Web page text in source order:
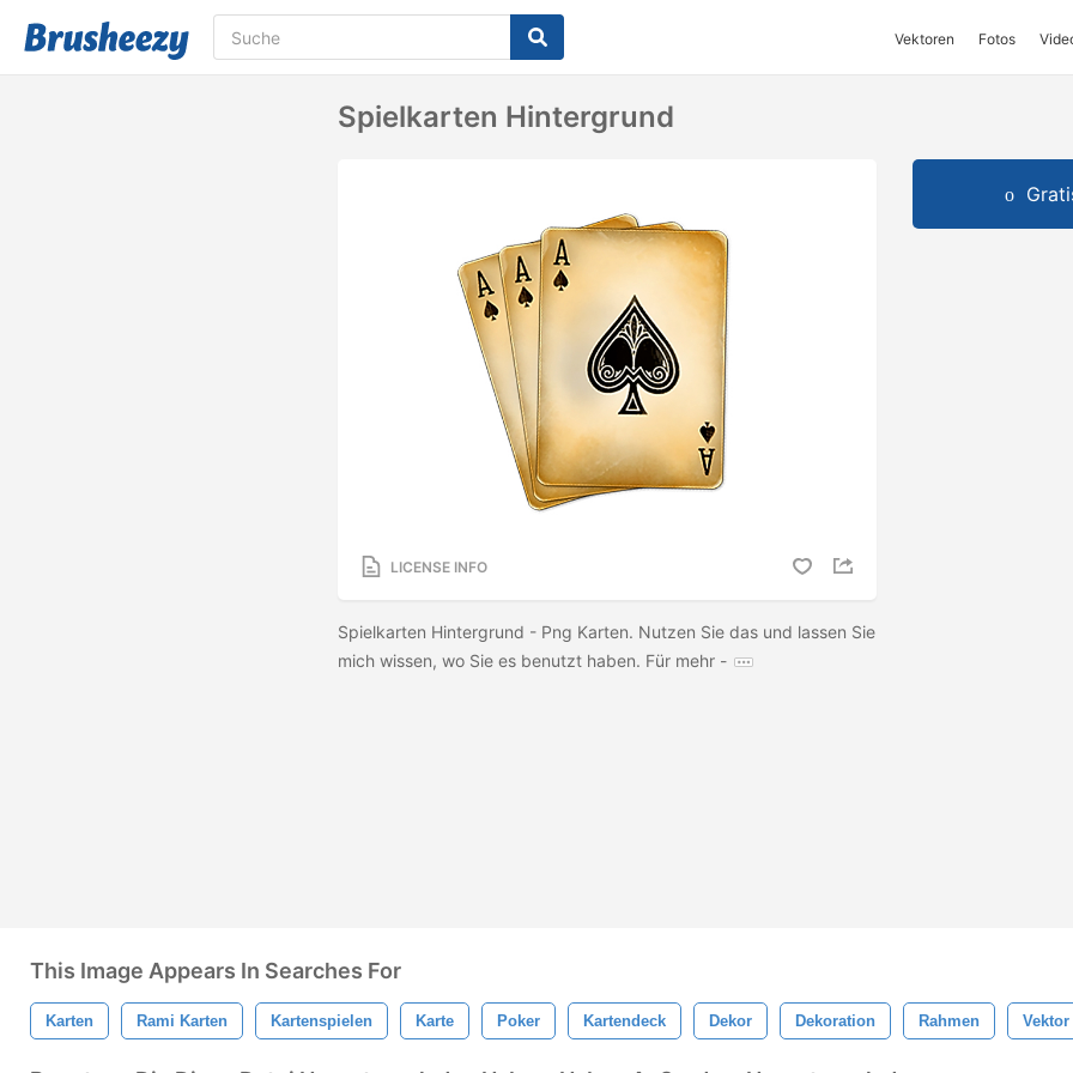
Vektoren Fotos
Spielkarten Hintergrund
LICENSE INFO
Spielkarten Hintergrund - Png Karten. Nutzen Sie das und lassen Sie
mich wissen, wo Sie es benutzt haben. Für mehr -
This Image Appears In Searches For
Karten Rami Karten Kartenspielen Karte Poker Kartendeck Dekor Dekoration Rahmen Vektor